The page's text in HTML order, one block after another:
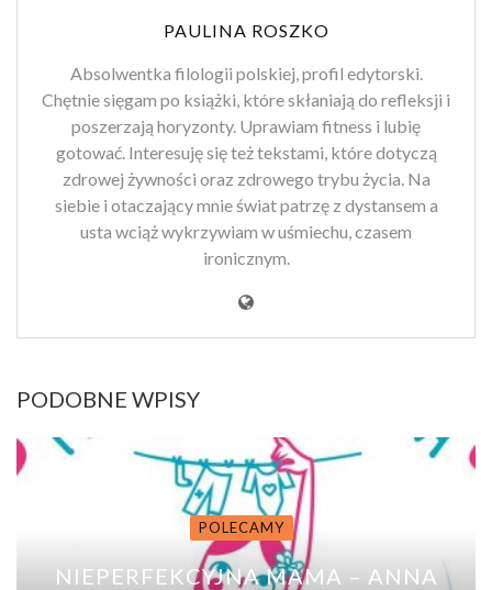
PAULINA ROSZKO
Absolwentka filologii polskiej, profil edytorski.
Chętnie sięgam po książki, które skłaniają do refleksji i
poszerzają horyzonty. Uprawiam fitness i lubię
gotować. Interesuję się też tekstami, które dotyczą
zdrowej żywności oraz zdrowego trybu życia. Na
siebie i otaczający mnie świat patrzę z dystansem a
usta wciąż wykrzywiam w uśmiechu, czasem
ironicznym.
PODOBNE WPISY
POLECAMY
NIEPERFEKCYJNA MAMA – ANNA